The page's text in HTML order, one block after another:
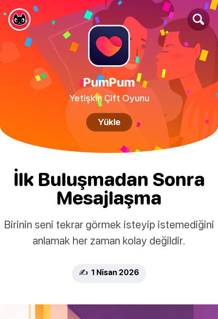
PumPum
Yetişkin Çift Oyunu
Yükle
İlk Buluşmadan Sonra
Mesajlaşma
Birinin seni tekrar görmek isteyip istemediğini
anlamak her zaman kolay değildir.
✍️ 1 Nīsan 2026